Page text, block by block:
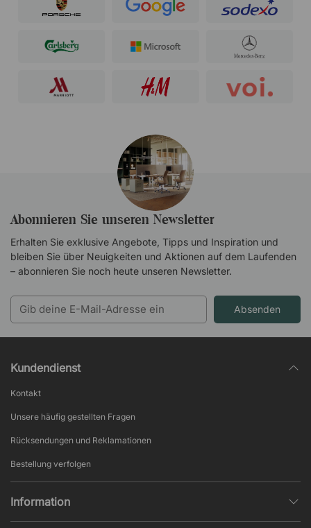
Abonnieren Sie unseren Newsletter
Erhalten Sie exklusive Angebote, Tipps und Inspiration und
bleiben Sie über Neuigkeiten und Aktionen auf dem Laufenden
– abonnieren Sie noch heute unseren Newsletter.
Absenden
Kundendienst
Kontakt
Unsere häufig gestellten Fragen
Rücksendungen und Reklamationen
Bestellung verfolgen
Information